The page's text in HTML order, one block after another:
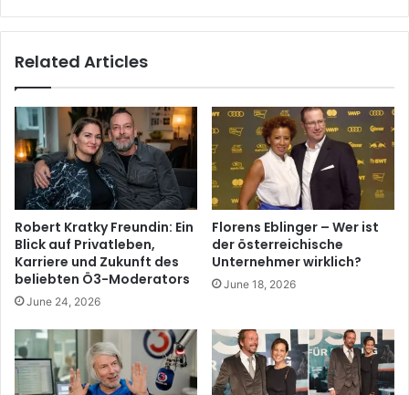
Related Articles
Robert Kratky Freundin: Ein
Blick auf Privatleben,
Karriere und Zukunft des
beliebten Ö3-Moderators
June 24, 2026
Florens Eblinger – Wer ist
der österreichische
Unternehmer wirklich?
June 18, 2026